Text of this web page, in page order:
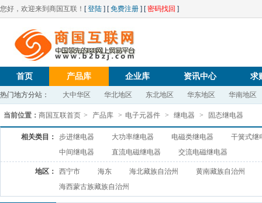
您好，欢迎来到商国互联！ [登陆 ] [免费注册 ] [密码找回 ]
首页 产品库 企业库 资讯中心 求
热门地方分站： 大中华区 华北地区 东北地区 华东地区 华南地区
当前位置： 商国互联首页 > 产品库 > 电子元器件 > 继电器 > 固态继电器
相关类目： 步进继电器 大功率继电器 电磁类继电器
干簧式继
中间继电器
直流电磁继电器 交流电磁继电器
地区： 西宁市 海东 海北藏族自治州
黄南藏族自治州
海西蒙古族藏族自治州